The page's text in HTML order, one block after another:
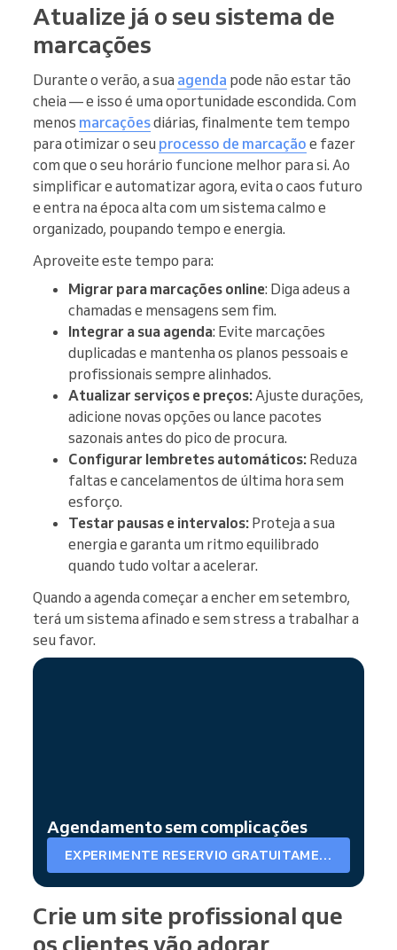
Atualize já o seu sistema de
marcações
Durante o verão, a sua agenda pode não estar tão
cheia — e isso é uma oportunidade escondida. Com
menos marcaçõesdiárias, finalmente tem tempo
para otimizar o seu processo de marcação e fazer
com que o seu horário funcione melhor para si. Ao
simplificar e automatizar agora, evita o caos futuro
e entra na época alta com um sistema calmo e
organizado, poupando tempo e energia.
Aproveite este tempo para:
Migrar para marcações online: Diga adeus a
chamadas e mensagens sem fim.
Integrar a sua agenda: Evite marcações
duplicadas e mantenha os planos pessoais e
profissionais sempre alinhados.
Atualizar serviços e preços:Ajuste durações,
adicione novas opções ou lance pacotes
sazonais antes do pico de procura.
Configurar lembretes automáticos: Reduza
faltas e cancelamentos de última hora sem
esforço.
Testar pausas e intervalos: Proteja a sua
energia e garanta um ritmo equilibrado
quando tudo voltar a acelerar.
Quando a agenda começar a encher em setembro,
terá um sistema afinado e sem stress a trabalhar a
seu favor.
Agendamento sem complicações
EXPERIMENTE RESERVIO GRATUITAMENTE
Crie um site profissional que